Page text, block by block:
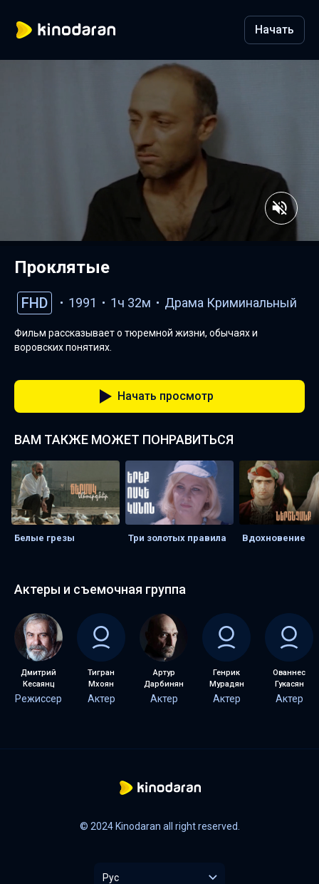
Начать
Проклятые
FHD 1991 1ч 32м Драма Криминальный
Фильм рассказывает о тюремной жизни, обычаях и
воровских понятиях.
Начать просмотр
ВАМ ТАКЖЕ МОЖЕТ ПОНРАВИТЬСЯ
Белые грезы Три золотых правила Вдохновение
Актеры и съемочная группа
Дмитрий
Кесаянц
Режиссер
Тигран
Мхоян
Актер
Артур
Дарбинян
Актер
Генрик
Мурадян
Актер
Ованнес
Гукасян
Актер
© 2024 Kinodaran all right reserved.
Рус